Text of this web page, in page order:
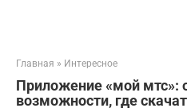
Главная » Интересное
Приложение «мой мтс»:
возможности, где